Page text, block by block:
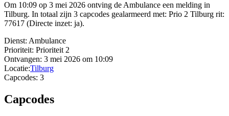
Om 10:09 op 3 mei 2026 ontving de Ambulance een melding in
Tilburg. In totaal zijn 3 capcodes gealarmeerd met: Prio 2 Tilburg rit:
77617 (Directe inzet: ja).
Dienst: Ambulance
Prioriteit: Prioriteit 2
Ontvangen: 3 mei 2026 om 10:09
Locatie:Tilburg
Capcodes: 3
Capcodes